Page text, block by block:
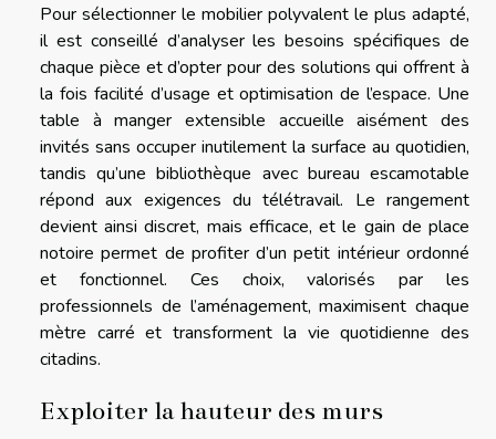
Pour sélectionner le mobilier polyvalent le plus adapté,
il est conseillé d’analyser les besoins spécifiques de
chaque pièce et d’opter pour des solutions qui offrent à
la fois facilité d’usage et optimisation de l’espace. Une
table à manger extensible accueille aisément des
invités sans occuper inutilement la surface au quotidien,
tandis qu’une bibliothèque avec bureau escamotable
répond aux exigences du télétravail. Le rangement
devient ainsi discret, mais efficace, et le gain de place
notoire permet de profiter d’un petit intérieur ordonné
et fonctionnel. Ces choix, valorisés par les
professionnels de l’aménagement, maximisent chaque
mètre carré et transforment la vie quotidienne des
citadins.
Exploiter la hauteur des murs